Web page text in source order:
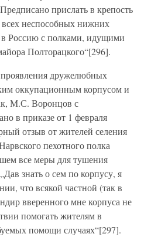
прислать в крепость
неспособных нижних
в Россию с полками, идущими
Полторацкого“[296].
дружелюбных
оккупационным корпусом и
М.С. Воронцов с
в приказе от 1 февраля
отзыв от жителей селения
пехотного полка
все меры для тушения
знать о сем по корпусу, я
что всякой частной (так в
вверенного мне корпуса не
помогать жителям в
помощи случаях“[297].